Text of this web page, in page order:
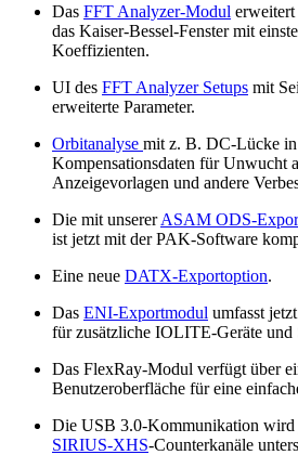
Das FFT Analyzer-Modul
das Kaiser-Bessel-Fenster mit
Koeffizienten.
UI des FFT Analyzer Setups mit
erweiterte Parameter.
Orbitanalyse mit z. B. DC-Lücke
Kompensationsdaten für Unwucht
Anzeigevorlagen und andere
Die mit unsererASAM ODS-
ist jetzt mit der PAK-Software
Eine neue DATX-Exportoption.
Das ENI-Exportmodul umfasst
für zusätzliche IOLITE-Geräte
Das FlexRay-Modul verfügt über
Benutzeroberfläche für eine
Die USB 3.0-Kommunikation wird
SIRIUS-XHS-Counterkanäle